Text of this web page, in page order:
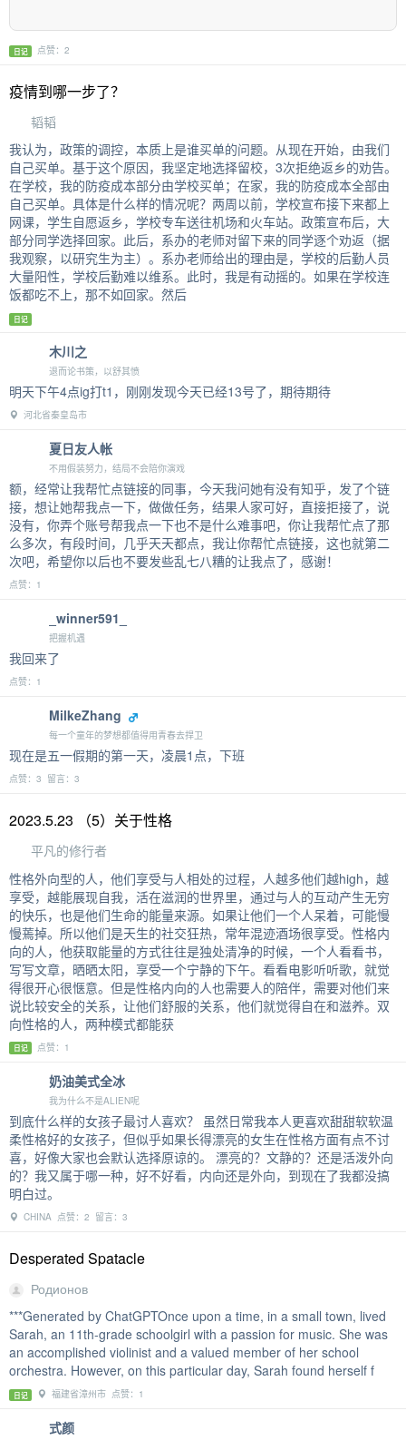
日记 点赞：2
疫情到哪一步了？
韬韬
我认为，政策的调控，本质上是谁买单的问题。从现在开始，由我们
自己买单。基于这个原因，我坚定地选择留校，3次拒绝返乡的劝告。
在学校，我的防疫成本部分由学校买单；在家，我的防疫成本全部由
自己买单。具体是什么样的情况呢？两周以前，学校宣布接下来都上
网课，学生自愿返乡，学校专车送往机场和火车站。政策宣布后，大
部分同学选择回家。此后，系办的老师对留下来的同学逐个劝返（据
我观察，以研究生为主）。系办老师给出的理由是，学校的后勤人员
大量阳性，学校后勤难以维系。此时，我是有动摇的。如果在学校连
饭都吃不上，那不如回家。然后
日记
木川之
退而论书策，以舒其愤
明天下午4点ig打t1，刚刚发现今天已经13号了，期待期待
河北省秦皇岛市
夏日友人帐
不用假装努力，结局不会陪你演戏
额，经常让我帮忙点链接的同事，今天我问她有没有知乎，发了个链
接，想让她帮我点一下，做做任务，结果人家可好，直接拒接了，说
没有，你弄个账号帮我点一下也不是什么难事吧，你让我帮忙点了那
么多次，有段时间，几乎天天都点，我让你帮忙点链接，这也就第二
次吧，希望你以后也不要发些乱七八糟的让我点了，感谢！
点赞：1
_winner591_
把握机遇
我回来了
点赞：1
MilkeZhang
每一个童年的梦想都值得用青春去捍卫
现在是五一假期的第一天，凌晨1点，下班
点赞：3 留言：3
2023.5.23 （5）关于性格
平凡的修行者
性格外向型的人，他们享受与人相处的过程，人越多他们越high，越
享受，越能展现自我，活在滋润的世界里，通过与人的互动产生无穷
的快乐，也是他们生命的能量来源。如果让他们一个人呆着，可能慢
慢蔫掉。所以他们是天生的社交狂热，常年混迹酒场很享受。性格内
向的人，他获取能量的方式往往是独处清净的时候，一个人看看书，
写写文章，晒晒太阳，享受一个宁静的下午。看看电影听听歌，就觉
得很开心很惬意。但是性格内向的人也需要人的陪伴，需要对他们来
说比较安全的关系，让他们舒服的关系，他们就觉得自在和滋养。双
向性格的人，两种模式都能获
日记 点赞：1
奶油美式全冰
我为什么不是ALIEN呢
到底什么样的女孩子最讨人喜欢？ 虽然日常我本人更喜欢甜甜软软温
柔性格好的女孩子，但似乎如果长得漂亮的女生在性格方面有点不讨
喜，好像大家也会默认选择原谅的。 漂亮的？文静的？还是活泼外向
的？我又属于哪一种，好不好看，内向还是外向，到现在了我都没搞
明白过。
CHINA 点赞：2 留言：3
Desperated Spatacle
Родионов
***Generated by ChatGPTOnce upon a time, in a small town, lived
Sarah, an 11th-grade schoolgirl with a passion for music. She was
an accomplished violinist and a valued member of her school
orchestra. However, on this particular day, Sarah found herself f
日记 福建省漳州市 点赞：1
式颜